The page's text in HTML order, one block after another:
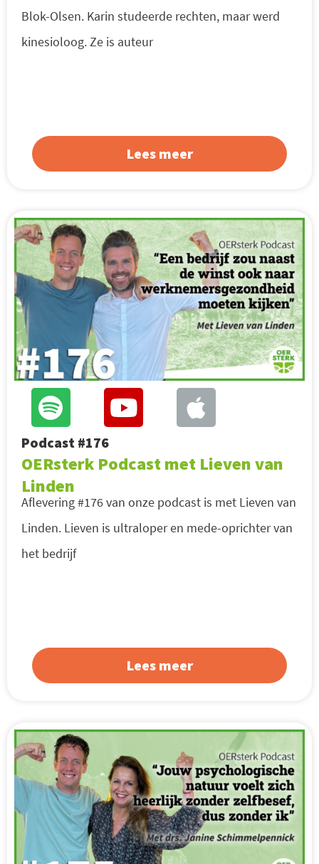
Blok-Olsen. Karin studeerde rechten, maar werd
kinesioloog. Ze is auteur
Lees meer
Podcast #176
OERsterk Podcast met Lieven van
Linden
Aflevering #176 van onze podcast is met Lieven van
Linden. Lieven is ultraloper en mede-oprichter van
het bedrijf
Lees meer